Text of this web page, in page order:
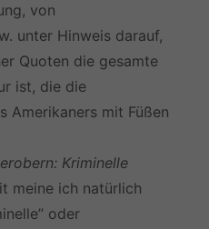
von
unter Hinweis darauf,
Quoten die gesamte
ist, die die
Amerikaners mit Füßen
Kriminelle
meine ich natürlich
oder